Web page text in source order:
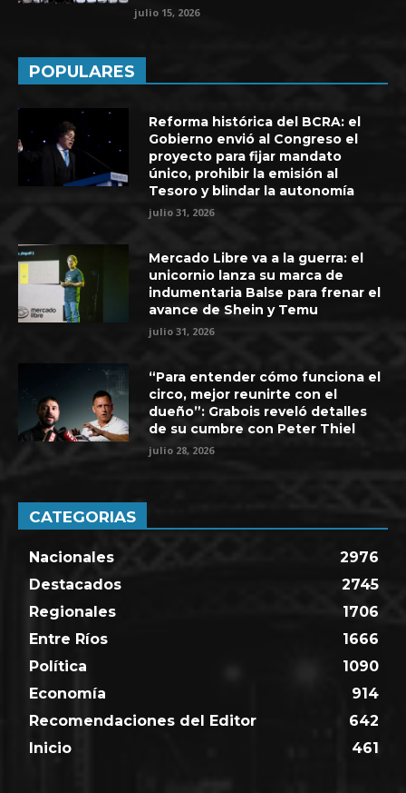
julio 15, 2026
POPULARES
Reforma histórica del BCRA: el
Gobierno envió al Congreso el
proyecto para fijar mandato
único, prohibir la emisión al
Tesoro y blindar la autonomía
julio 31, 2026
Mercado Libre va a la guerra: el
unicornio lanza su marca de
indumentaria Balse para frenar el
avance de Shein y Temu
julio 31, 2026
“Para entender cómo funciona el
circo, mejor reunirte con el
dueño”: Grabois reveló detalles
de su cumbre con Peter Thiel
julio 28, 2026
CATEGORIAS
Nacionales
2976
Destacados
2745
Regionales
1706
Entre Ríos
1666
Política
1090
Economía
914
Recomendaciones del Editor
642
Inicio
461